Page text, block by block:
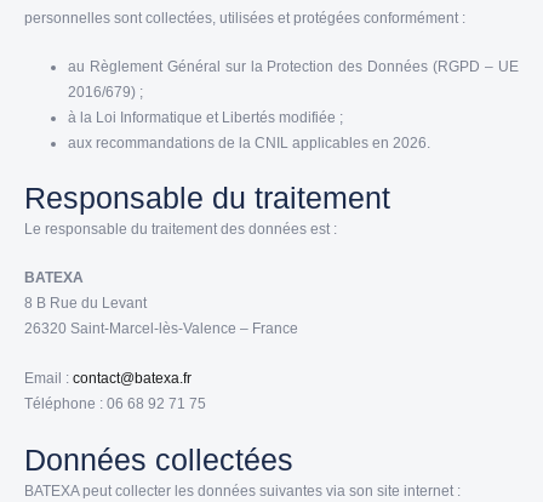
personnelles sont collectées, utilisées et protégées conformément :
au Règlement Général sur la Protection des Données (RGPD – UE
2016/679) ;
à la Loi Informatique et Libertés modifiée ;
aux recommandations de la CNIL applicables en 2026.
Responsable du traitement
Le responsable du traitement des données est :
BATEXA
8 B Rue du Levant
26320 Saint-Marcel-lès-Valence – France
Email : contact@batexa.fr
Téléphone : 06 68 92 71 75
Données collectées
BATEXA peut collecter les données suivantes via son site internet :